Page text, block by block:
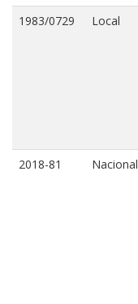
1983/0729 Local
2018-81 Nacional